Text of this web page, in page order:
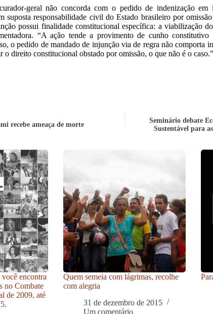
geral não concorda com o pedido de indenização
suposta responsabilidade civil do Estado brasileiro por
possui finalidade constitucional específica: a viabilização
“A ação tende a provimento de cunho constitutivo
o pedido de mandado de injunção via de regra não comporta
o direito constitucional obstado por omissão, o que não é o caso.”
recebe ameaça de morte
Seminário debate
Sustentável para
encontra
no Combate
de 2009, até
Quem semeia com lágrimas, recolhe
com alegria
31 de dezembro de 2015
Um comentário